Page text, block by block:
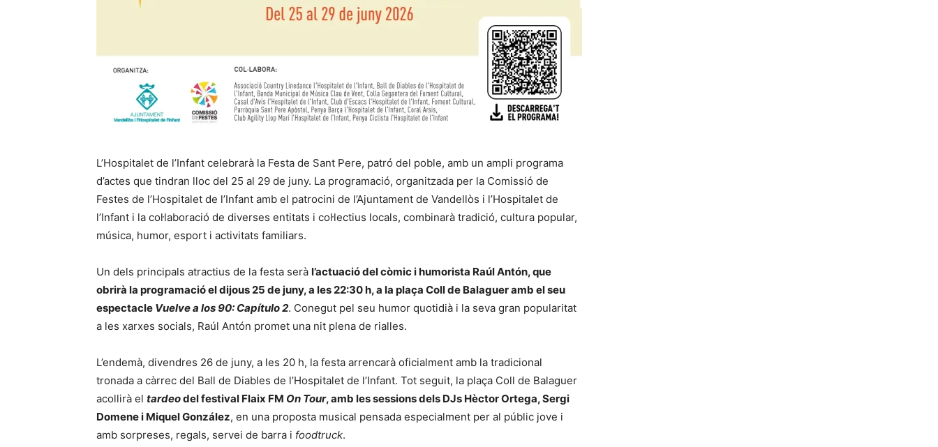
L’Hospitalet de l’Infant celebrarà la Festa de Sant Pere, patró del poble, amb un ampli programa
d’actes que tindran lloc del 25 al 29 de juny. La programació, organitzada per la Comissió de
Festes de l’Hospitalet de l’Infant amb el patrocini de l’Ajuntament de Vandellòs i l’Hospitalet de
l’Infant i la col·laboració de diverses entitats i col·lectius locals, combinarà tradició, cultura popular,
música, humor, esport i activitats familiars.
Un dels principals atractius de la festa serà l’actuació del còmic i humorista Raúl Antón, que
obrirà la programació el dijous 25 de juny, a les 22:30 h, a la plaça Coll de Balaguer amb el seu
espectacle Vuelve a los 90: Capítulo 2. Conegut pel seu humor quotidià i la seva gran popularitat
a les xarxes socials, Raúl Antón promet una nit plena de rialles.
L’endemà, divendres 26 de juny, a les 20 h, la festa arrencarà oficialment amb la tradicional
tronada a càrrec del Ball de Diables de l’Hospitalet de l’Infant. Tot seguit, la plaça Coll de Balaguer
acollirà el tardeodel festival Flaix FM On Tour, amb les sessions dels DJs Hèctor Ortega, Sergi
Domene i Miquel González, en una proposta musical pensada especialment per al públic jove i
amb sorpreses, regals, servei de barra i foodtruck.